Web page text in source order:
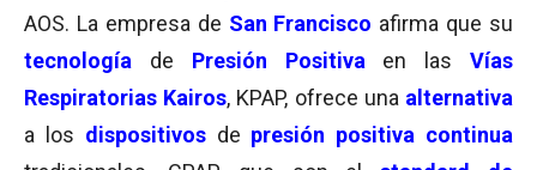
AOS. La empresa de San Francisco afirma que su
tecnología
de Presión Positiva en las
Vías
Respiratorias Kairos, KPAP, ofrece una alternativa
a los dispositivos de presión positiva continua